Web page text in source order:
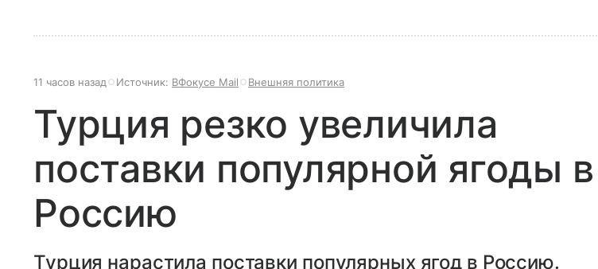
11 часов назад Источник: ВФокусе Mail Внешняя политика
Турция резко увеличила
поставки популярной ягоды в
Россию
Турция нарастила поставки популярных ягод в Россию.